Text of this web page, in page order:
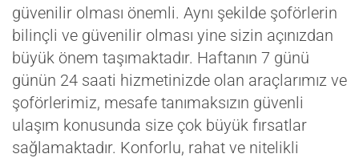
güvenilir olması önemli. Aynı şekilde şoförlerin
bilinçli ve güvenilir olması yine sizin açınızdan
büyük önem taşımaktadır. Haftanın 7 günü
günün 24 saati hizmetinizde olan araçlarımız ve
şoförlerimiz, mesafe tanımaksızın güvenli
ulaşım konusunda size çok büyük fırsatlar
sağlamaktadır. Konforlu, rahat ve nitelikli